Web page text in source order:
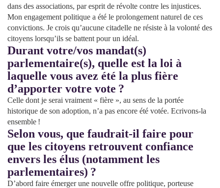
dans des associations, par esprit de révolte contre les injustices.
Mon engagement politique a été le prolongement naturel de ces
convictions. Je crois qu’aucune citadelle ne résiste à la volonté des
citoyens lorsqu’ils se battent pour un idéal.
Durant votre/vos mandat(s)
parlementaire(s), quelle est la loi à
laquelle vous avez été la plus fière
d’apporter votre vote ?
Celle dont je serai vraiment « fière », au sens de la portée
historique de son adoption, n’a pas encore été votée. Ecrivons-la
ensemble !
Selon vous, que faudrait-il faire pour
que les citoyens retrouvent confiance
envers les élus (notamment les
parlementaires) ?
D’abord faire émerger une nouvelle offre politique, porteuse